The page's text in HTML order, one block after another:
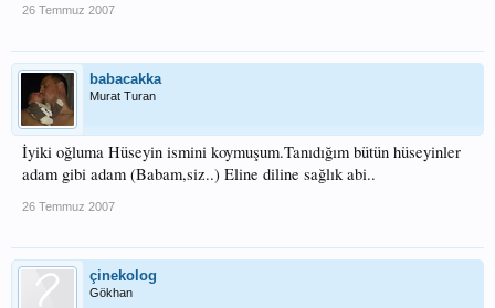
26 Temmuz 2007
babacakka
Murat Turan
İyiki oğluma Hüseyin ismini koymuşum.Tanıdığım bütün hüseyinler
adam gibi adam (Babam,siz..) Eline diline sağlık abi..
26 Temmuz 2007
çinekolog
Gökhan